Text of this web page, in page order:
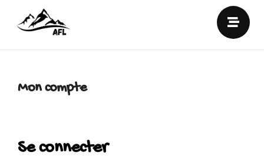
Mon compte
Se connecter